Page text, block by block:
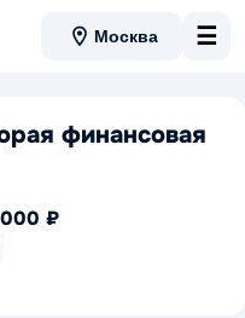
Москва ☰
финансовая
₽